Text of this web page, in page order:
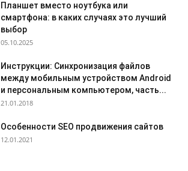
Планшет вместо ноутбука или
смартфона: в каких случаях это лучший
выбор
05.10.2025
Инструкции: Синхронизация файлов
между мобильным устройством Android
и персональным компьютером, часть...
21.01.2018
Особенности SEO продвижения сайтов
12.01.2021